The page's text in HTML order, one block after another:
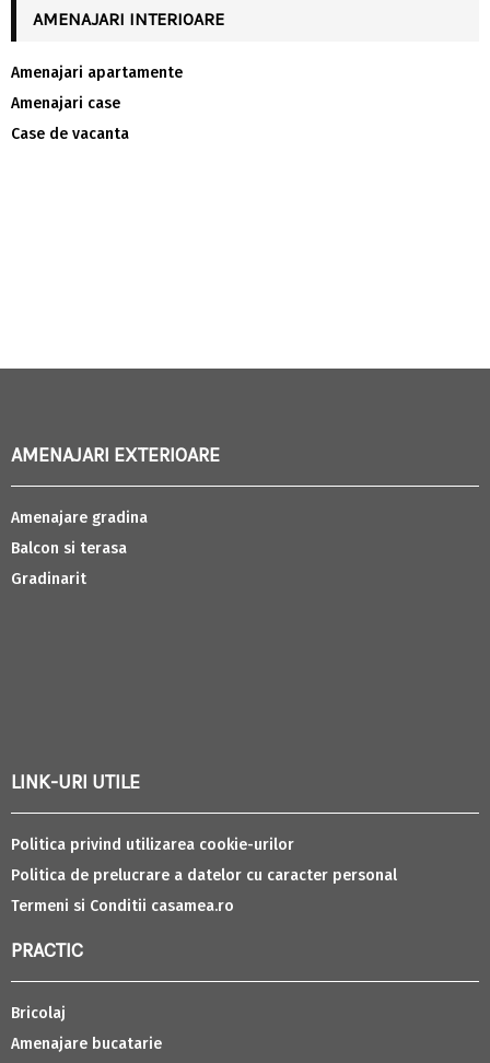
AMENAJARI INTERIOARE
Amenajari apartamente
Amenajari case
Case de vacanta
AMENAJARI EXTERIOARE
Amenajare gradina
Balcon si terasa
Gradinarit
LINK-URI UTILE
Politica privind utilizarea cookie-urilor
Politica de prelucrare a datelor cu caracter personal
Termeni si Conditii casamea.ro
PRACTIC
Bricolaj
Amenajare bucatarie